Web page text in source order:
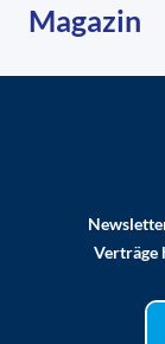
Magazin
Verträge